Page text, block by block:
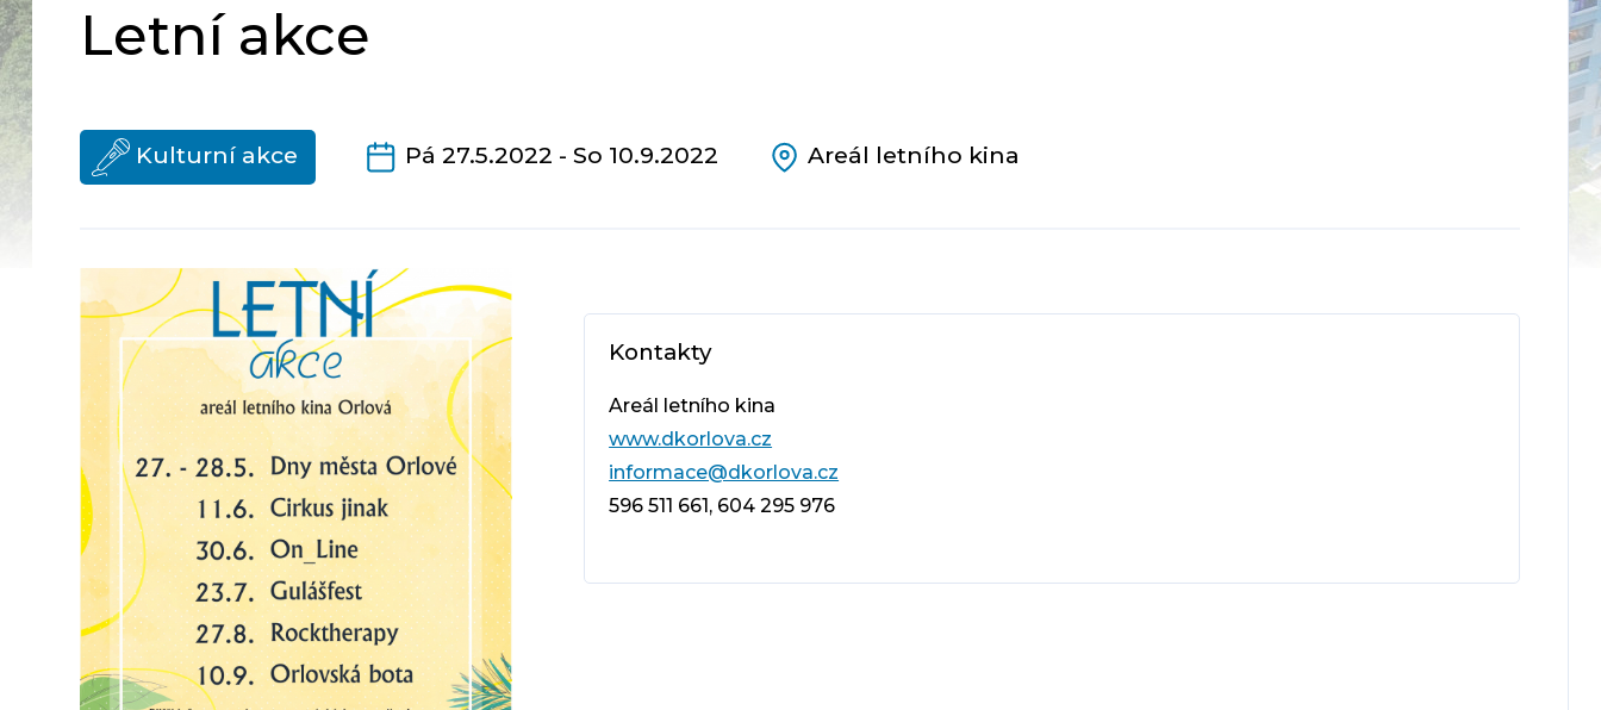
Letní akce
Kulturní akce Pá 27.5.2022 - So 10.9.2022 Areál letního kina
Kontakty
Areál letního kina
www.dkorlova.cz
informace@dkorlova.cz
596 511 661, 604 295 976